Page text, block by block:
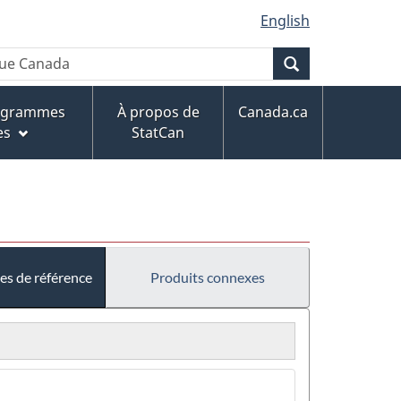
English
À propos de
StatCan
Canada.ca
de référence Produits connexes